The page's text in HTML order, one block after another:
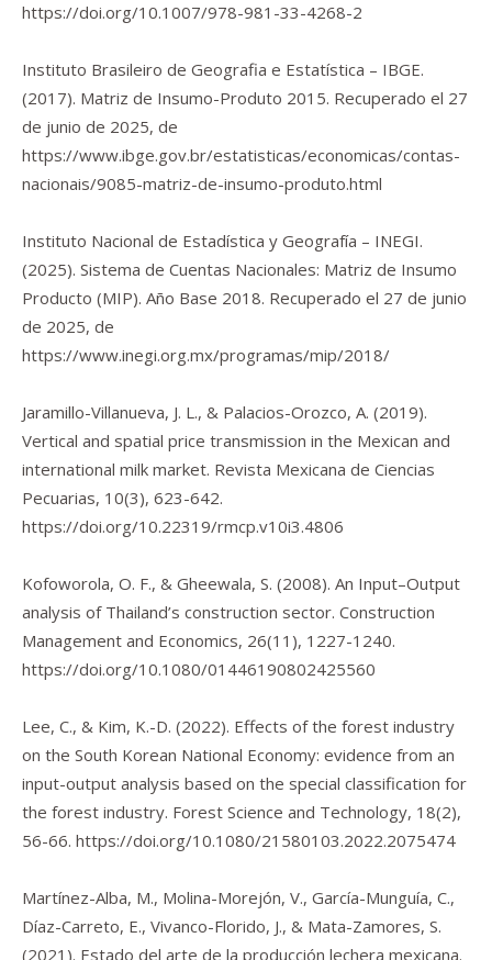
https://doi.org/10.1007/978-981-33-4268-2
Instituto Brasileiro de Geografia e Estatística – IBGE.
(2017). Matriz de Insumo-Produto 2015. Recuperado el 27
de junio de 2025, de
https://www.ibge.gov.br/estatisticas/economicas/contas-
nacionais/9085-matriz-de-insumo-produto.html
Instituto Nacional de Estadística y Geografía – INEGI.
(2025). Sistema de Cuentas Nacionales: Matriz de Insumo
Producto (MIP). Año Base 2018. Recuperado el 27 de junio
de 2025, de
https://www.inegi.org.mx/programas/mip/2018/
Jaramillo-Villanueva, J. L., & Palacios-Orozco, A. (2019).
Vertical and spatial price transmission in the Mexican and
international milk market. Revista Mexicana de Ciencias
Pecuarias, 10(3), 623-642.
https://doi.org/10.22319/rmcp.v10i3.4806
Kofoworola, O. F., & Gheewala, S. (2008). An Input–Output
analysis of Thailand’s construction sector. Construction
Management and Economics, 26(11), 1227-1240.
https://doi.org/10.1080/01446190802425560
Lee, C., & Kim, K.-D. (2022). Effects of the forest industry
on the South Korean National Economy: evidence from an
input-output analysis based on the special classification for
the forest industry. Forest Science and Technology, 18(2),
56-66. https://doi.org/10.1080/21580103.2022.2075474
Martínez-Alba, M., Molina-Morejón, V., García-Munguía, C.,
Díaz-Carreto, E., Vivanco-Florido, J., & Mata-Zamores, S.
(2021). Estado del arte de la producción lechera mexicana.